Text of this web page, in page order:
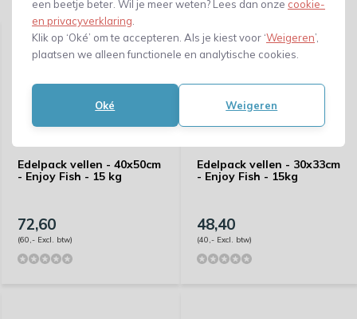
een beetje beter. Wil je meer weten? Lees dan onze cookie-
en privacyverklaring
Klik op ‘Oké’ om te accepteren. Als je kiest voor ‘Weigeren’,
plaatsen we alleen functionele en analytische cookies.
Oké Weigeren
Gerelateerde producten
Edelpack vellen - 40x50cm
- Enjoy Fish - 15 kg
72,60
(60,- Excl. btw)
Edelpack vellen - 30x33cm
- Enjoy Fish - 15kg
48,40
(40,- Excl. btw)